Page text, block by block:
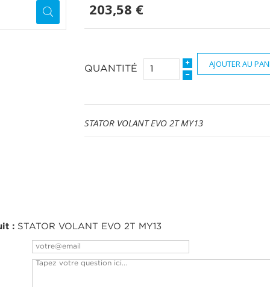
203,58 €
QUANTITÉ
AJOUTER AU
STATOR VOLANT EVO 2T MY13
: STATOR VOLANT EVO 2T MY13